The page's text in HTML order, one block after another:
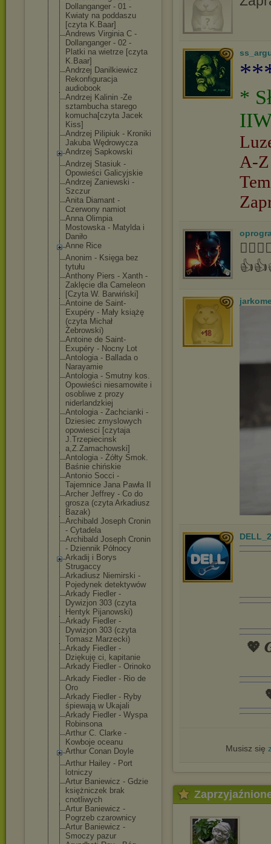
Dollanganger - 01 -
Kwiaty na poddaszu
[czyta K.Baar]
Andrews Virginia C -
Dollanganger - 02 -
Platki na wietrze [czyta
K.Baar]
Andrzej Danilkiewicz
Rekonfiguracja
audiobook
Andrzej Kalinin -Ze
sztambucha starego
komucha[czyta Jacek
Kiss]
Andrzej Pilipiuk - Kroniki
Jakuba Wędrowycza
Andrzej Sapkowski
Andrzej Stasiuk -
Opowieści Galicyjskie
Andrzej Zaniewski -
Szczur
Anita Diamant -
Czerwony namiot
Anna Olimpia
Mostowska - Matylda i
Daniło
Anne Rice
Anonim - Księga bez
tytułu
Anthony Piers - Xanth -
Zaklęcie dla Cameleon
[Czyta W. Barwiński]
Antoine de Saint-
Exupéry - Mały książę
(czyta Michał
Żebrowski)
Antoine de Saint-
Exupéry - Nocny Lot
Antologia - Ballada o
Narayamie
Antologia - Smutny kos.
Opowieści niesamowite i
osobliwe z prozy
niderlandzkiej
Antologia - Zachcianki -
Dziesiec zmyslowych
opowiesci [czytaja
J.Trzepiecinsk
a,Z.Zamachowski]
Antologia - Żółty Smok.
Baśnie chińskie
Antonio Socci -
Tajemnice Jana Pawła II
Archer Jeffrey - Co do
grosza (czyta Arkadiusz
Bazak)
Archibald Joseph Cronin
- Cytadela
Archibald Joseph Cronin
- Dziennik Północy
Arkadij i Borys
Strugaccy
Arkadiusz Niemirski -
Pojedynek detektywów
Arkady Fiedler -
Dywizjon 303 (czyta
Hentyk Pijanowski)
Arkady Fiedler -
Dywizjon 303 (czyta
Tomasz Marzecki)
Arkady Fiedler -
Dziękuję ci, kapitanie
Arkady Fiedler - Orinoko
Arkady Fiedler - Rio de
Oro
Arkady Fiedler - Ryby
śpiewają w Ukajali
Arkady Fiedler - Wyspa
Robinsona
Arthur C. Clarke -
Kowboje oceanu
Arthur Conan Doyle
Arthur Hailey - Port
lotniczy
Artur Baniewicz - Gdzie
księżniczek brak
cnotliwych
Artur Baniewicz -
Pogrzeb czarownicy
Artur Baniewicz -
Smoczy pazur
*
A-
💖
Musisz się